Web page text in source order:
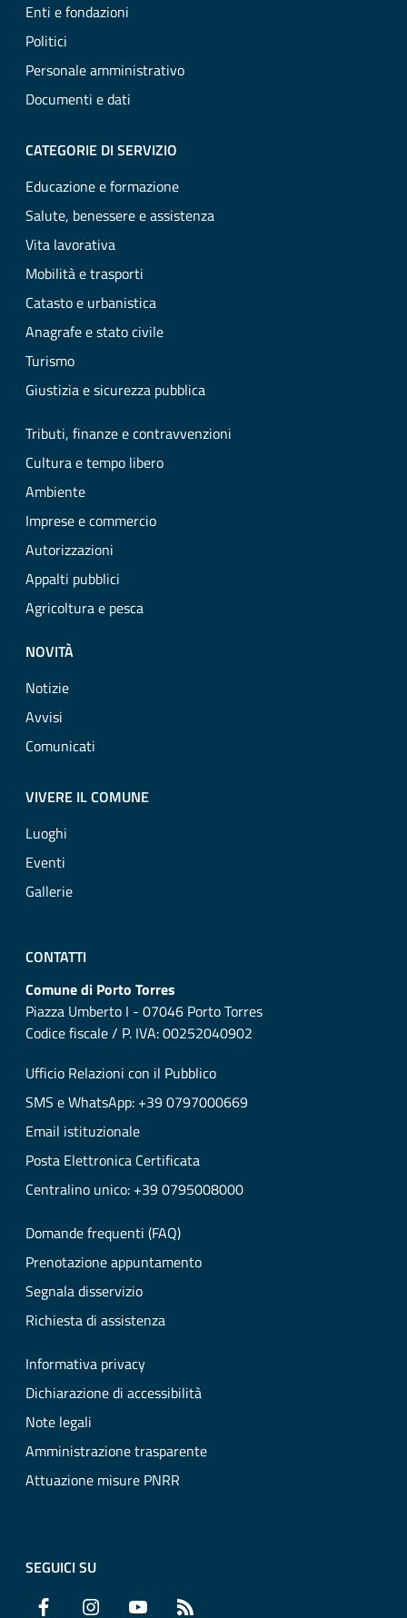
Enti e fondazioni
Politici
Personale amministrativo
Documenti e dati
CATEGORIE DI SERVIZIO
Educazione e formazione
Salute, benessere e assistenza
Vita lavorativa
Mobilità e trasporti
Catasto e urbanistica
Anagrafe e stato civile
Turismo
Giustizia e sicurezza pubblica
Tributi, finanze e contravvenzioni
Cultura e tempo libero
Ambiente
Imprese e commercio
Autorizzazioni
Appalti pubblici
Agricoltura e pesca
NOVITÀ
Notizie
Avvisi
Comunicati
VIVERE IL COMUNE
Luoghi
Eventi
Gallerie
CONTATTI
Comune di Porto Torres
Piazza Umberto I - 07046 Porto Torres
Codice fiscale / P. IVA: 00252040902
Ufficio Relazioni con il Pubblico
SMS e WhatsApp: +39 0797000669
Email istituzionale
Posta Elettronica Certificata
Centralino unico: +39 0795008000
Domande frequenti (FAQ)
Prenotazione appuntamento
Segnala disservizio
Richiesta di assistenza
Informativa privacy
Dichiarazione di accessibilità
Note legali
Amministrazione trasparente
Attuazione misure PNRR
SEGUICI SU
Facebook Instagram YouTube